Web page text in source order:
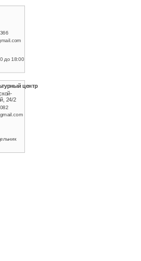
до 18:00
центр
24/2